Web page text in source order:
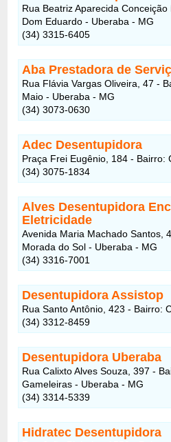
Rua Beatriz Aparecida
Dom Eduardo - Uberaba - MG
(34) 3315-6405
Aba Prestadora de
Rua Flávia Vargas Oliveira, 47 -
Maio - Uberaba - MG
(34) 3073-0630
Adec Desentupidora
Praça Frei Eugênio, 184 - Bairro:
(34) 3075-1834
Alves Desentupidora
Eletricidade
Avenida Maria Machado Santos,
Morada do Sol - Uberaba - MG
(34) 3316-7001
Desentupidora Assistop
Rua Santo Antônio, 423 - Bairro:
(34) 3312-8459
Desentupidora Uberaba
Rua Calixto Alves Souza, 397 -
Gameleiras - Uberaba - MG
(34) 3314-5339
Hidratec Desentupidora